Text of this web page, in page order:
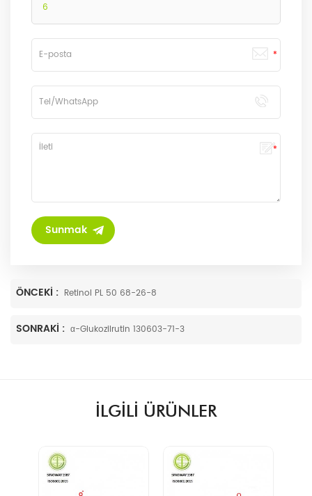
6
ÖNCEKI : Retinol PL 50 68-26-8
SONRAKI : α-Glukozilrutin 130603-71-3
ILGILI ÜRÜNLER